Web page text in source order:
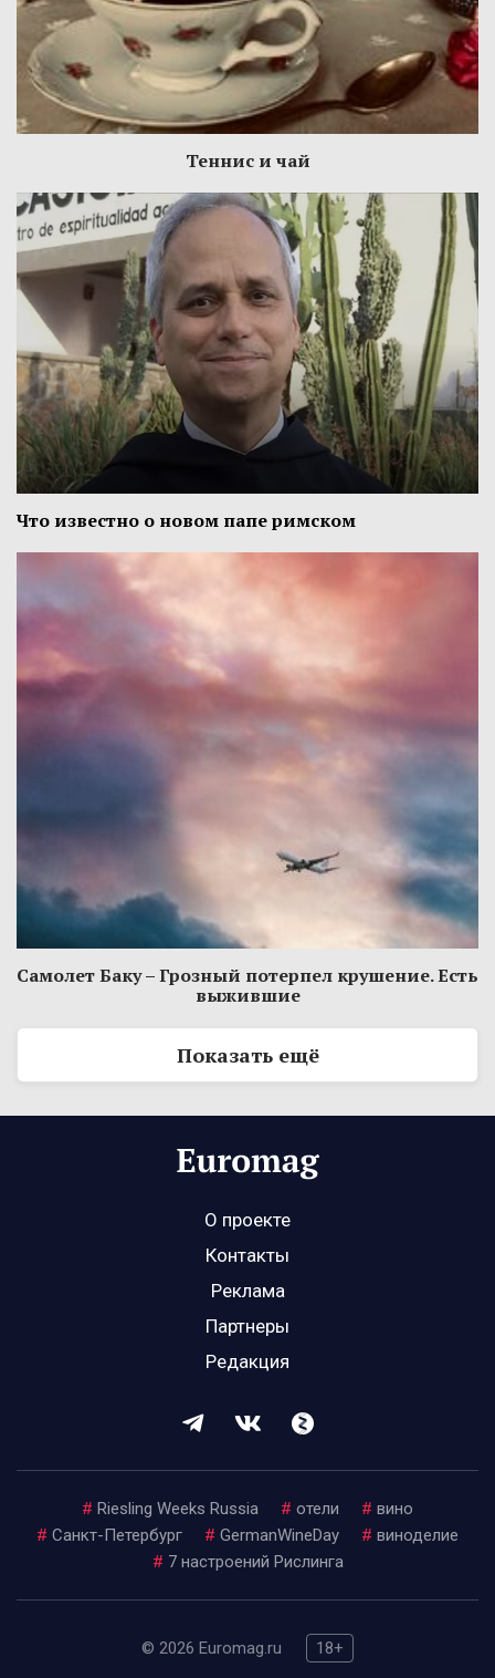
Теннис и чай
Что известно о новом папе римском
Самолет Баку – Грозный потерпел крушение. Есть
выжившие
Показать ещё
О проекте
Контакты
Реклама
Партнеры
Редакция
# Riesling Weeks Russia # отели # вино
# Санкт-Петербург # GermanWineDay # виноделие
# 7 настроений Рислинга
© 2026 Euromag.ru
18+